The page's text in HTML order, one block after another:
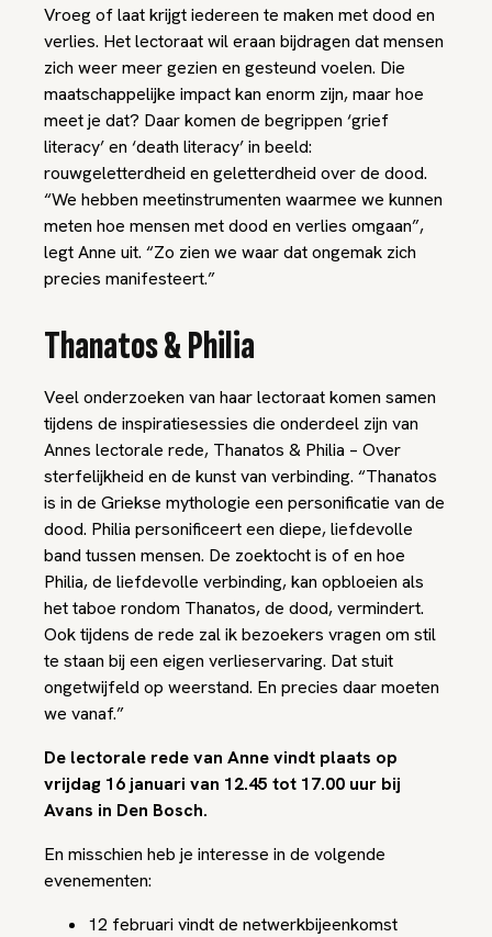
Vroeg of laat krijgt iedereen te maken met dood en
verlies. Het lectoraat wil eraan bijdragen dat mensen
zich weer meer gezien en gesteund voelen. Die
maatschappelijke impact kan enorm zijn, maar hoe
meet je dat? Daar komen de begrippen ‘grief
literacy’ en ‘death literacy’ in beeld:
rouwgeletterdheid en geletterdheid over de dood.
“We hebben meetinstrumenten waarmee we kunnen
meten hoe mensen met dood en verlies omgaan”,
legt Anne uit. “Zo zien we waar dat ongemak zich
precies manifesteert.”
Thanatos & Philia
Veel onderzoeken van haar lectoraat komen samen
tijdens de inspiratiesessies die onderdeel zijn van
Annes lectorale rede, Thanatos & Philia – Over
sterfelijkheid en de kunst van verbinding. “Thanatos
is in de Griekse mythologie een personificatie van de
dood. Philia personificeert een diepe, liefdevolle
band tussen mensen. De zoektocht is of en hoe
Philia, de liefdevolle verbinding, kan opbloeien als
het taboe rondom Thanatos, de dood, vermindert.
Ook tijdens de rede zal ik bezoekers vragen om stil
te staan bij een eigen verlieservaring. Dat stuit
ongetwijfeld op weerstand. En precies daar moeten
we vanaf.”
De lectorale rede van Anne vindt plaats op
vrijdag 16 januari van 12.45 tot 17.00 uur bij
Avans in Den Bosch.
En misschien heb je interesse in de volgende
evenementen:
12 februari vindt de netwerkbijeenkomst